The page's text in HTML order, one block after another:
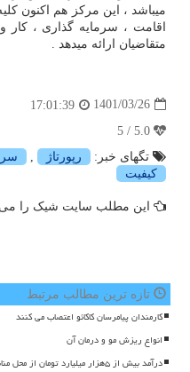
میباشد ، این مرکز هم اکنون
متقاضیان ارائه میدهد .
1401/03/26
17:01:39
تگهای خبر:
رپورتاژ ,
كیفیت
این مطلب سایت شیک را می
تازه ترین مطالب مرتبط
کارمندان پیامرسان کاکائو اعتصاب می کنند
انواع ریزش مو و درمان آن
درآمد بیش از ۵هزار میلیارد تومان از محل منابع در رابطه با موبایل